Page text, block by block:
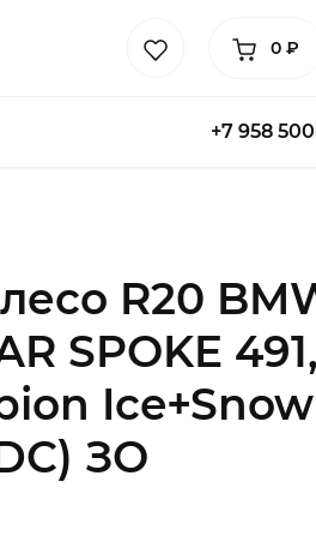
0 ₽
+7 958
R20
SPOKE 491,
Ice+Snow
ЗО